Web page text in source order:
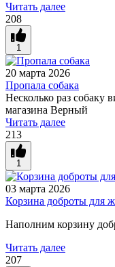
Читать далее
208
1
20 марта 2026
Пропала собака
Несколько раз собаку
магазина Верный
Читать далее
213
1
03 марта 2026
Корзина доброты для
Наполним корзину
Читать далее
207